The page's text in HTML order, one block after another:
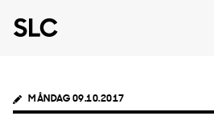
MÅNDAG 09.10.2017